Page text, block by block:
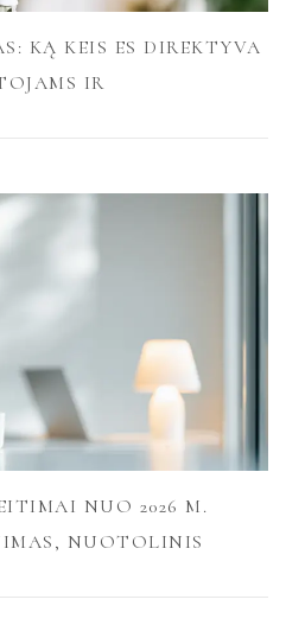
KĄ KEIS ES DIREKTYVA
IR
NUO 2026 M.
NUOTOLINIS